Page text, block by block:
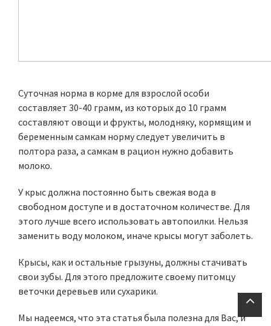
Суточная норма в корме для взрослой особи
составляет 30-40 грамм, из которых до 10 грамм
составляют овощи и фрукты, молодняку, кормящим и
беременным самкам норму следует увеличить в
полтора раза, а самкам в рацион нужно добавить
молоко.
У крыс должна постоянно быть свежая вода в
свободном доступе и в достаточном количестве. Для
этого лучше всего использовать автопоилки. Нельзя
заменить воду молоком, иначе крысы могут заболеть.
Крысы, как и остальные грызуны, должны стачивать
свои зубы. Для этого предложите своему питомцу
веточки деревьев или сухарики.
Мы надеемся, что эта статья была полезна для Вас, и